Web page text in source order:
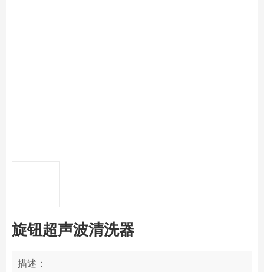
旋钮超声波清洗器
描述：